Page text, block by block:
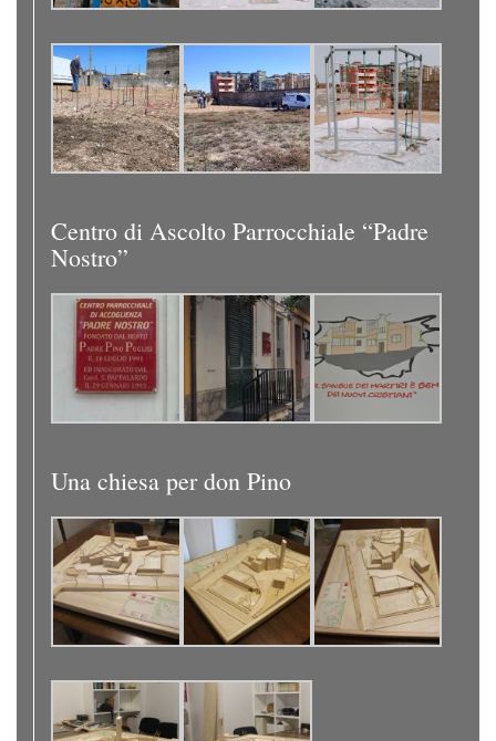
Centro di Ascolto Parrocchiale “Padre
Nostro”
Una chiesa per don Pino